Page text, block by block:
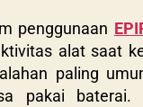
penggunaan
alat saat
paling
pakai baterai.